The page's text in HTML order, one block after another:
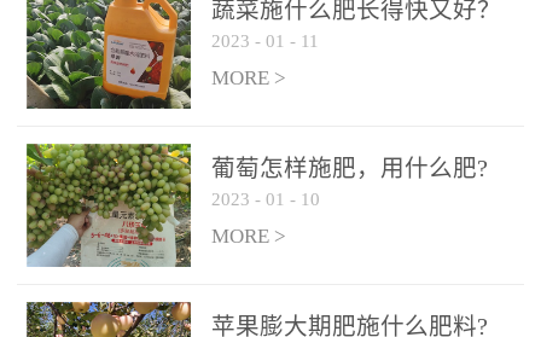
合大量元素水溶肥一起使
用，促使果实膨大，果肉
饱满，品质好，果、枝健
后期∶冲施、滴灌2.5-5kg/
亩/次配合大量元素水溶肥
一起使用，果实转色均
匀，口感好，糖度提高，
预防枝叶早衰。5、叶面喷
合大量元素水溶肥一起使
后期∶冲施、滴灌2.5-5kg/
亩/次配合大量元素水溶肥
蔬菜施什么肥长得快又好？
2023 - 01 - 11
MORE >
葡萄怎样施肥，用什么肥?
2023 - 01 - 10
MORE >
苹果膨大期肥施什么肥料?